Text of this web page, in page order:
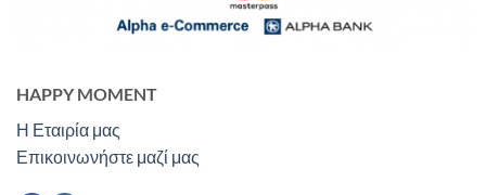
HAPPY MOMENT
Η Εταιρία μας
Επικοινωνήστε μαζί μας